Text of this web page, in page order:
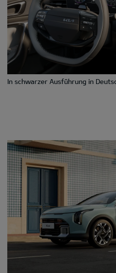
In schwarzer Ausführung in